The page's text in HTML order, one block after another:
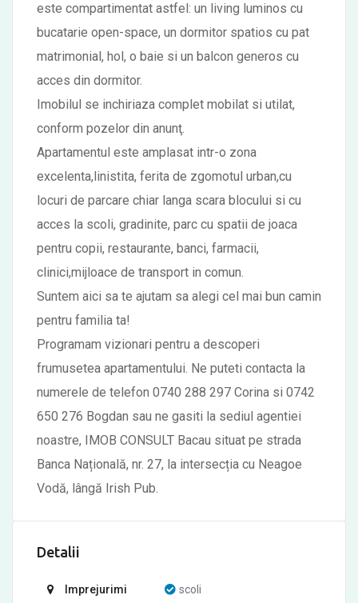
este compartimentat astfel: un living luminos cu
bucatarie open-space, un dormitor spatios cu pat
matrimonial, hol, o baie si un balcon generos cu
acces din dormitor.
Imobilul se inchiriaza complet mobilat si utilat,
conform pozelor din anunţ.
Apartamentul este amplasat intr-o zona
excelenta,linistita, ferita de zgomotul urban,cu
locuri de parcare chiar langa scara blocului si cu
acces la scoli, gradinite, parc cu spatii de joaca
pentru copii, restaurante, banci, farmacii,
clinici,mijloace de transport in comun.
Suntem aici sa te ajutam sa alegi cel mai bun camin
pentru familia ta!
Programam vizionari pentru a descoperi
frumusetea apartamentului. Ne puteti contacta la
numerele de telefon 0740 288 297 Corina si 0742
650 276 Bogdan sau ne gasiti la sediul agentiei
noastre, IMOB CONSULT Bacau situat pe strada
Banca Națională, nr. 27, la intersecția cu Neagoe
Vodă, lângă Irish Pub.
Detalii
Imprejurimi
scoli